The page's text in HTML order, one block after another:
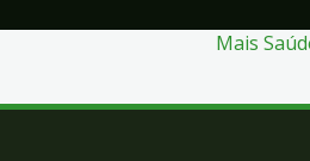
Mais